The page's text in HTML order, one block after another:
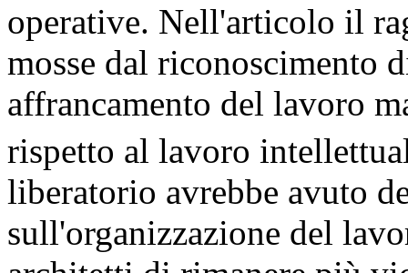
operative. Nell'articolo il
mosse dal riconoscimento
affrancamento del lavoro
rispetto al lavoro
liberatorio avrebbe avuto
sull'organizzazione del